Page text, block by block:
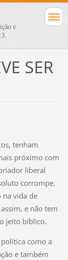
e
SER
tenham
próximo com
liberal
corrompe.
na vida de
e não tem
jeito bíblico.
como a
e também